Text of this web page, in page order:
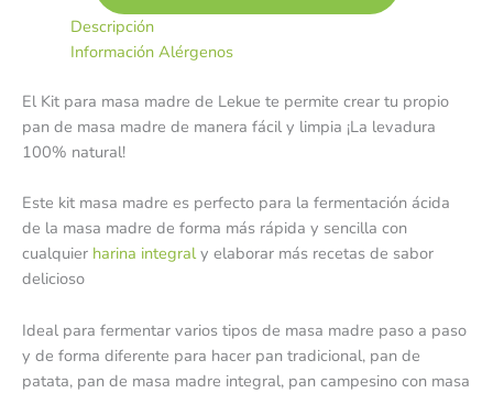
Descripción
Información Alérgenos
El Kit para masa madre de Lekue te permite crear tu propio
pan de masa madre de manera fácil y limpia ¡La levadura
100% natural!
Este kit masa madre es perfecto para la fermentación ácida
de la masa madre de forma más rápida y sencilla con
cualquier harina integraly elaborar más recetas de sabor
delicioso
Ideal para fermentar varios tipos de masa madre paso a paso
y de forma diferente para hacer pan tradicional, pan de
patata, pan de masa madre integral, pan campesino con masa